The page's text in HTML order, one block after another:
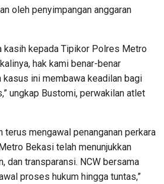
oleh penyimpangan anggaran
kasih kepada Tipikor Polres Metro
hak kami benar-benar
kasus ini membawa keadilan bagi
ungkap Bustomi, perwakilan atlet
terus mengawal penanganan perkara
Bekasi telah menunjukkan
dan transparansi. NCW bersama
proses hukum hingga tuntas,”